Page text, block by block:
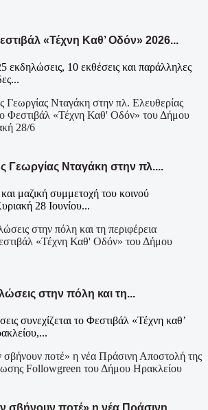
«Τέχνη Καθ’ Οδόν» 2026...
εκδηλώσεις, 10 εκθέσεις και παράλληλες
Γεωργίας Νταγάκη στην πλ....
μαζική συμμετοχή του κοινού
28 Ιουνίου...
στην πόλη και τη...
συνεχίζεται το Φεστιβάλ «Τέχνη καθ’